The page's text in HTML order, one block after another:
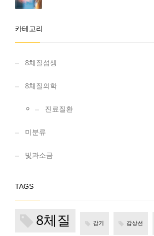
카테고리
8체질섭생
8체질의학
진료질환
미분류
빛과소금
TAGS
8체질 감기 갑상선